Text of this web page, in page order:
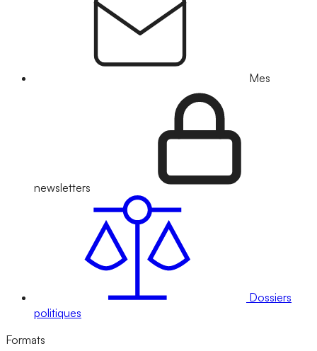
Mes
newsletters
Dossiers
politiques
Formats